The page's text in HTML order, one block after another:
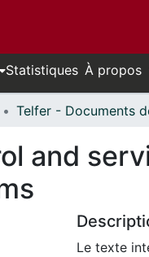
Statistiques À propos
and
Le texte